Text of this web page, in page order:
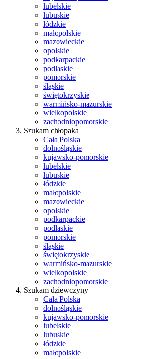
lubelskie
lubuskie
łódzkie
małopolskie
mazowieckie
opolskie
podkarpackie
podlaskie
pomorskie
śląskie
świętokrzyskie
warmińsko-mazurskie
wielkopolskie
zachodniopomorskie
Szukam chłopaka
Cała Polska
dolnośląskie
kujawsko-pomorskie
lubelskie
lubuskie
łódzkie
małopolskie
mazowieckie
opolskie
podkarpackie
podlaskie
pomorskie
śląskie
świętokrzyskie
warmińsko-mazurskie
wielkopolskie
zachodniopomorskie
Szukam dziewczyny
Cała Polska
dolnośląskie
kujawsko-pomorskie
lubelskie
lubuskie
łódzkie
małopolskie